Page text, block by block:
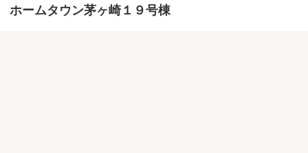
ホームタウン茅ヶ崎１９号棟